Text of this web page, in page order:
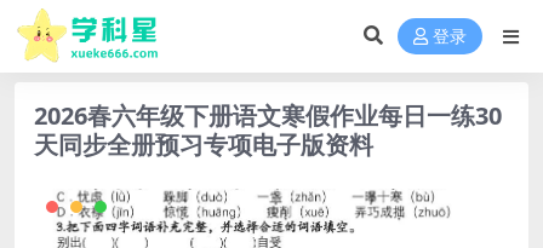
登录
2026春六年级下册语文寒假作业每日一练30
天同步全册预习专项电子版资料